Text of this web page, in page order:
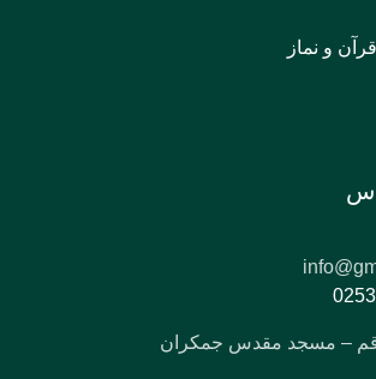
و نماز
قم – مسجد مقدس جمکران